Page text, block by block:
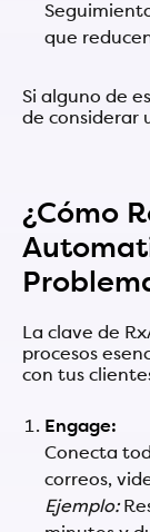
que
Si alguno de
de considerar
¿Cómo
La clave de
procesos
con tus
Engage:
Conecta
correos,
Ejemplo: